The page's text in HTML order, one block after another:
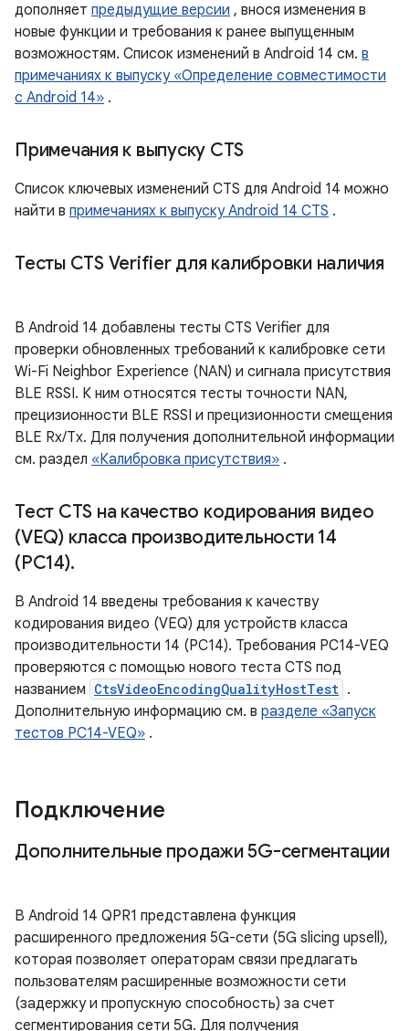
дополняет предыдущие версии , внося изменения в
новые функции и требования к ранее выпущенным
возможностям. Список изменений в Android 14 см. в
примечаниях к выпуску «Определение совместимости
с Android 14» .
Примечания к выпуску CTS
Список ключевых изменений CTS для Android 14 можно
найти в примечаниях к выпуску Android 14 CTS .
Тесты CTS Verifier для калибровки наличия
В Android 14 добавлены тесты CTS Verifier для
проверки обновленных требований к калибровке сети
Wi-Fi Neighbor Experience (NAN) и сигнала присутствия
BLE RSSI. К ним относятся тесты точности NAN,
прецизионности BLE RSSI и прецизионности смещения
BLE Rx/Tx. Для получения дополнительной информации
см. раздел «Калибровка присутствия» .
Тест CTS на качество кодирования видео
(VEQ) класса производительности 14
(PC14).
В Android 14 введены требования к качеству
кодирования видео (VEQ) для устройств класса
производительности 14 (PC14). Требования PC14-VEQ
проверяются с помощью нового теста CTS под
названием CtsVideoEncodingQualityHostTest .
Дополнительную информацию см. в разделе «Запуск
тестов PC14-VEQ» .
Подключение
Дополнительные продажи 5G-сегментации
В Android 14 QPR1 представлена ​​функция
расширенного предложения 5G-сети (5G slicing upsell),
которая позволяет операторам связи предлагать
пользователям расширенные возможности сети
(задержку и пропускную способность) за счет
сегментирования сети 5G. Для получения